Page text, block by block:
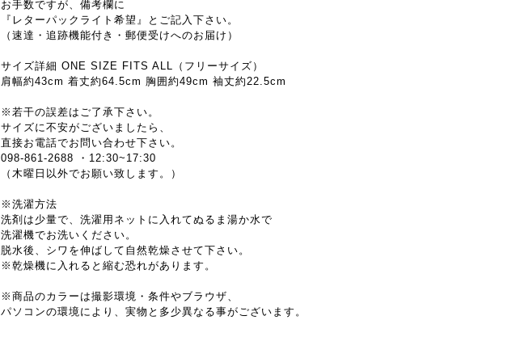
お手数ですが、備考欄に
『レターパックライト希望』とご記入下さい。
（速達・追跡機能付き・郵便受けへのお届け）
サイズ詳細 ONE SIZE FITS ALL（フリーサイズ）
肩幅約43cm 着丈約64.5cm 胸囲約49cm 袖丈約22.5cm
※若干の誤差はご了承下さい。
サイズに不安がございましたら、
直接お電話でお問い合わせ下さい。
098-861-2688 ・12:30~17:30
（木曜日以外でお願い致します。）
※洗濯方法
洗剤は少量で、洗濯用ネットに入れてぬるま湯か水で
洗濯機でお洗いください。
脱水後、シワを伸ばして自然乾燥させて下さい。
※乾燥機に入れると縮む恐れがあります。
※商品のカラーは撮影環境・条件やブラウザ、
パソコンの環境により、実物と多少異なる事がございます。